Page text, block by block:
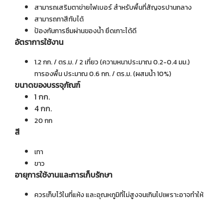
สามารถเสริมตาข่ายไฟเบอร์ สำหรับพื้นที่สัญจรปานกลาง
สามารถทาสีทับได้
ป้องกันการซึมผ่านของน้ำ ยึดเกาะได้ดี
อัตราการใช้งาน
1.2 กก. / ตร.ม. / 2 เที่ยว (ความหนาประมาณ 0.2-0.4 มม.)
ทารองพื้น ประมาณ 0.6 กก. / ตร.ม. (ผสมน้ำ 10%)
ขนาดของบรรจุภัณฑ์
1 กก.
4 กก.
20 กก
สี
เทา
ขาว
อายุการใช้งานและการเก็บรักษา
ควรเก็บไว้ในที่แห้ง และอุณหภูมิที่ไม่สูงจนเกินไปเพราะอาจทำให้